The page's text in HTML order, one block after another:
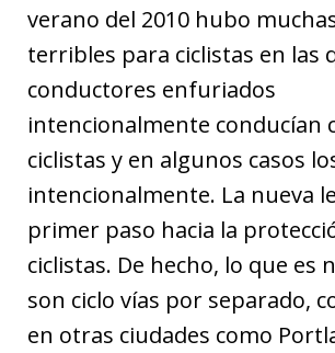
verano del 2010 hubo
terribles para ciclistas en las
conductores enfuriados
intencionalmente conducían
ciclistas y en algunos casos
intencionalmente. La nueva
primer paso hacia la
ciclistas. De hecho, lo que es
son ciclo vías por separado,
en otras ciudades como